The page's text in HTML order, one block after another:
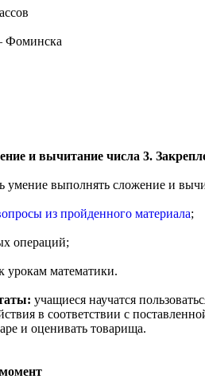
и вычитание числа 3.
умение выполнять сложение и
из пройденного материала;
операций;
урокам математики.
учащиеся научатся
в соответствии с
и оценивать товарища.